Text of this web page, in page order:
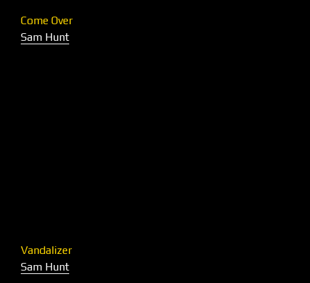
Come Over
Sam Hunt
Vandalizer
Sam Hunt